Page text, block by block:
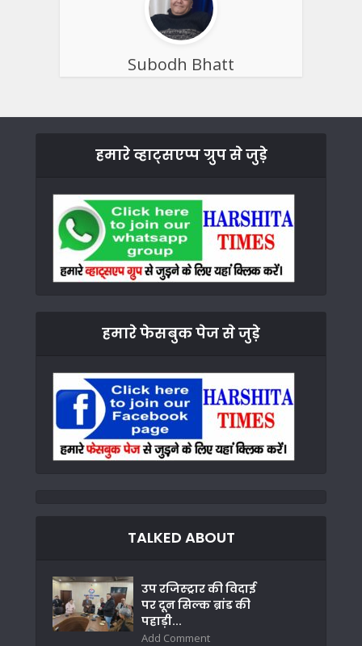
Subodh Bhatt
हमारे व्हाट्सएप्प ग्रुप से जुड़े
हमारे फेसबुक पेज से जुड़े
TALKED ABOUT
उप रजिस्ट्रार की विदाई
पर दून सिल्क ब्रांड की
पहाड़ी...
Add Comment